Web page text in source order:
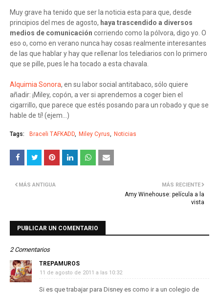
Muy grave ha tenido que ser la noticia esta para que, desde
principios del mes de agosto, haya trascendido a diversos
medios de comunicación corriendo como la pólvora, digo yo. O
eso o, como en verano nunca hay cosas realmente interesantes
de las que hablar y hay que rellenar los telediarios con lo primero
que se pille, pues le ha tocado a esta chavala.
Alquimia Sonora, en su labor social antitabaco, sólo quiere
añadir: ¡Miley, copón, a ver si aprendemos a coger bien el
cigarrillo, que parece que estés posando para un robado y que se
hable de tí! (ejem...)
Tags: Braceli TAFKADD Miley Cyrus Noticias
MÁS RECIENTE
Amy Winehouse: película a la
vista
MÁS ANTIGUA
PUBLICAR UN COMENTARIO
2 Comentarios
TREPAMUROS
11 de agosto de 2011 a las 10:32
Si es que trabajar para Disney es como ir a un colegio de